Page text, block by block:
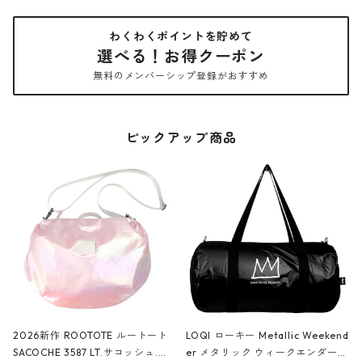
わくわくポイントを貯めて
選べる！お得クーポン
無料のメンバーシップ登録がおすすめ
ピックアップ商品
2026新作 ROOTOTE ルートート
SACOCHE 3587 LT.サコッシュ.ル
LOQI ローキー Metallic Weekend
er メタリック ウィークエンダー